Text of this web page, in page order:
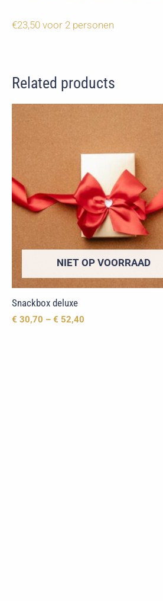
€23,50 voor 2 personen
Related products
NIET OP VOORRAAD
Snackbox deluxe
€ 30,70 – € 52,40